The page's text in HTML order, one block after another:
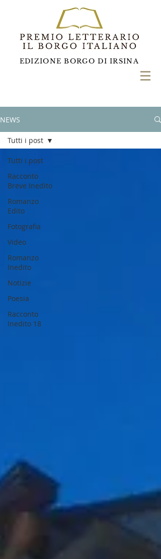
EDIZIONE BORGO DI IRSINA
NEWS
Tutti i post
Racconto
Breve Inedito
Romanzo
Edito
Fotografia
Video
Romanzo
Inedito
Notizie
Poesia
Racconto
Inedito 18
Tutti i post